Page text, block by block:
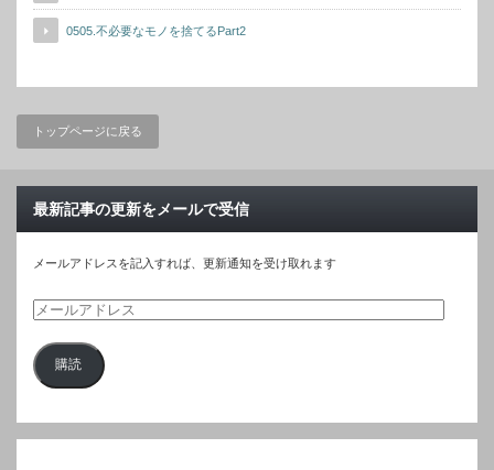
0505.不必要なモノを捨てるPart2
トップページに戻る
最新記事の更新をメールで受信
メールアドレスを記入すれば、更新通知を受け取れます
メ
ル
ド
購読